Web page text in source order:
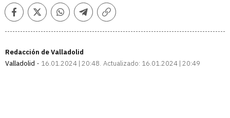
FacebookTwitterWhatsappTelegramCopiar
Redacción de Valladolid
Valladolid
16.01.2024 | 20:48 Actualizado: 16.01.2024 | 20:49